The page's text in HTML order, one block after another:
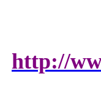
http://